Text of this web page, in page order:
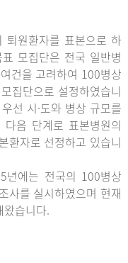
퇴원환자를 표본으로 하
모집단은 전국 일반병
건을 고려하여 100병상
집단으로 설정하였습니
선 시·도와 병상 규모를
음 단계로 표본병원의
환자로 선정하고 있습니
년에는 전국의 100병상
사를 실시하였으며 현재
습니다.